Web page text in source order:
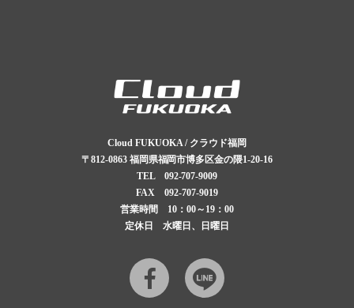
Cloud FUKUOKA / クラウド福岡
〒812-0863 福岡県福岡市博多区金の隈1-20-16
TEL 092-707-9009
FAX 092-707-9019
営業時間 10：00～19：00
定休日 水曜日、日曜日
Facebook